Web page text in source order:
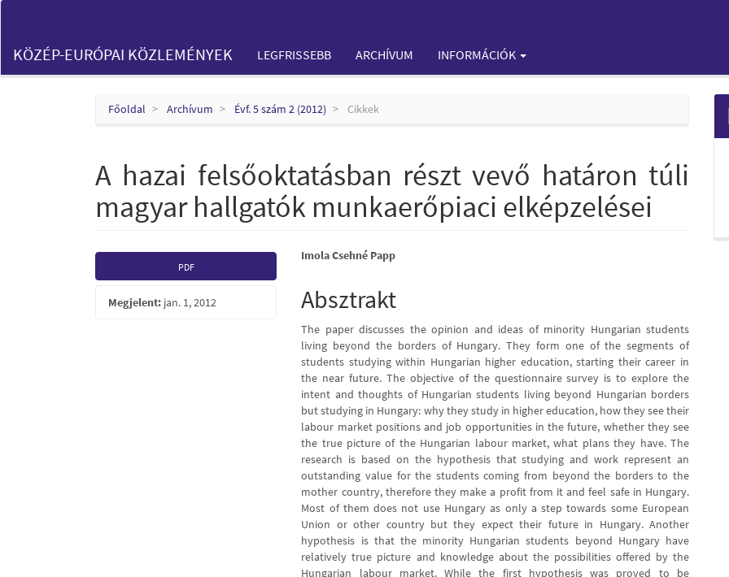
Content
Sidebar
KÖZÉP-EURÓPAI KÖZLEMÉNYEK LEGFRISSEBB ARCHÍVUM INFORMÁCIÓK
Főoldal Archívum Évf. 5 szám 2 (2012) Cikkek
A hazai felsőoktatásban részt vevő határon túli
magyar hallgatók munkaerőpiaci elképzelései
Article
Sidebar
PDF
Megjelent: jan. 1, 2012
Main
Article
Content
Imola Csehné Papp
Absztrakt
The paper discusses the opinion and ideas of minority Hungarian students
living beyond the borders of Hungary. They form one of the segments of
students studying within Hungarian higher education, starting their career in
the near future. The objective of the questionnaire survey is to explore the
intent and thoughts of Hungarian students living beyond Hungarian borders
but studying in Hungary: why they study in higher education, how they see their
labour market positions and job opportunities in the future, whether they see
the true picture of the Hungarian labour market, what plans they have. The
research is based on the hypothesis that studying and work represent an
outstanding value for the students coming from beyond the borders to the
mother country, therefore they make a profit from it and feel safe in Hungary.
Most of them does not use Hungary as only a step towards some European
Union or other country but they expect their future in Hungary. Another
hypothesis is that the minority Hungarian students beyond Hungary have
relatively true picture and knowledge about the possibilities offered by the
Hungarian labour market. While the first hypothesis was proved to be